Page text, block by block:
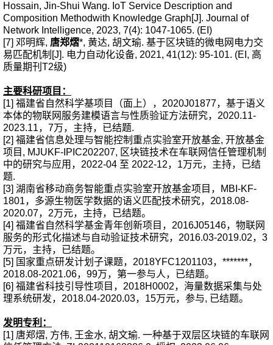
Hossain, Jin-Shui Wang. IoT Service Description and
Composition Methodwith Knowledge Graph[J]. Journal of
Network Intelligence, 2023, 7(4): 1047-1065. (EI)
[7] 邓明辉, 唐郑熠*, 黄达, 胡文瑜. 基于区块链的微电网电力交
易匹配机制[J]. 电力自动化设备, 2021, 41(12): 95-101. (EI, 高
质量期刊T2级)
主要科研项目：
[1] 福建省自然科学基项目（面上），2020J01877，基于语义
本体的物联网服务建模语言与性质验证方法研究，2020.11-
2023.11，7万，主持，已结题.
[2] 福建省信息处理与智能控制重点实验室开放基金, 开放基金
项目, MJUKF-IPIC202207, 区块链技术在车联网信任管理机制
中的研究与应用，2022-04 至 2022-12，1万元，主持，已结
题.
[3] 湖南省移动商务智能重点实验室开放基金项目，MBI-KF-
1801，多源生物医学数据的语义匹配技术研究，2018.08-
2020.07，2万元，主持，已结题。
[4] 福建省自然科学基金青年创新项目，2016J05146，物联网
服务的形式化描述与自动验证技术研究，2016.03-2019.02，3
万元， 主持， 已结题。
[5] 国家重点研发计划子课题，2018YFC1201103，*******，
2018.08-2021.06，99万，第一参与人 ， 已结题。
[6] 福建省科技引导性项目，2018H0002，海量数据采集与处
理系统研发，2018.04-2020.03，15万元， 参与, 已结题。
发明专利：
[1] 唐郑熠, 方伟, 王金水, 胡文瑜. 一种基于双层区块链的车联网